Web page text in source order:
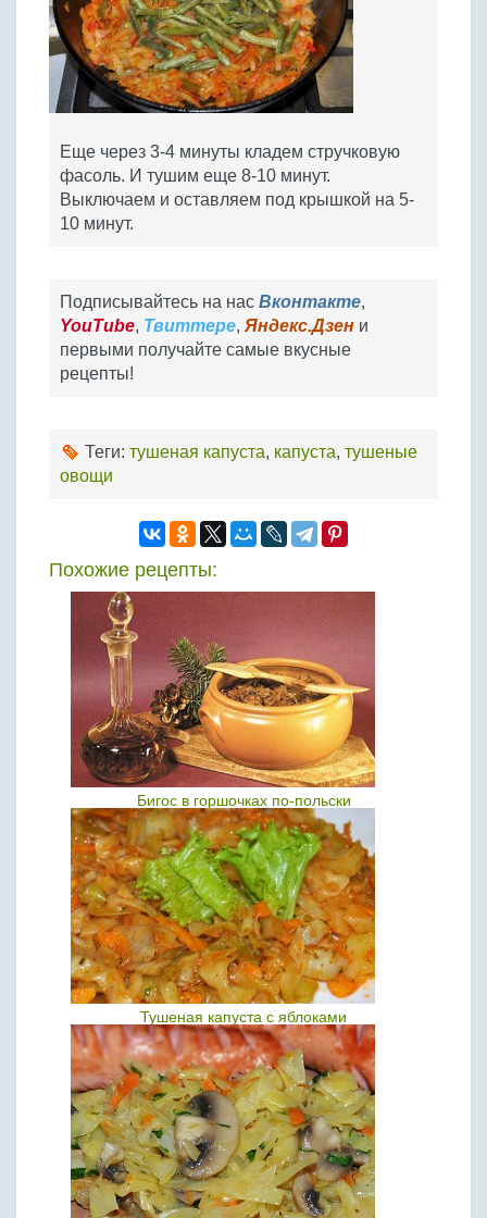
Еще через 3-4 минуты кладем стручковую
фасоль. И тушим еще 8-10 минут.
Выключаем и оставляем под крышкой на 5-
10 минут.
Подписывайтесь на нас Вконтакте,
YouTube, Твиттере, Яндекс.Дзен и
первыми получайте самые вкусные
рецепты!
Теги: тушеная капуста, капуста, тушеные
овощи
Похожие рецепты:
Бигос в горшочках по-польски
Тушеная капуста с яблоками